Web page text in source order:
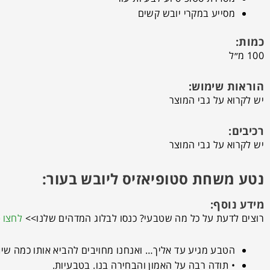
מסייע במקרי יובש קשים
כמות:
100 מ״ל
הוראות שימוש:
יש לקרוא על גבי המוצר
רכיבים:
יש לקרוא על גבי המוצר
נטע משחת סטופיאזיס ליובש בעור:
מידע נוסף:
רוצים לדעת על כל מה שטבעי? כנסו לבלוג המדהים שלנו>> לחצו
הטבע מגיע עד אליך… ואנחנו מחויבים להביא אותו כמה
• תודה רבה על האמון והבחירה בנו. בטבעיות.